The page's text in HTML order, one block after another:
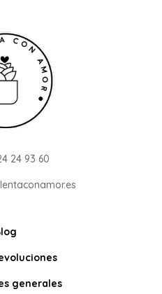
24 93 60
generales